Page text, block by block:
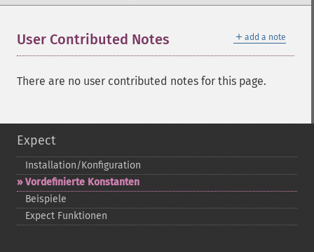
＋ add a note
User Contributed Notes
There are no user contributed notes for this page.
Expect
Installation/Konfiguration
Vordefinierte Konstanten
Beispiele
Expect Funktionen